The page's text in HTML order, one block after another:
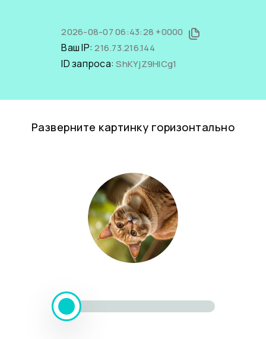
2026-08-07 06:43:28 +0000
Ваш IP:216.73.216.144
ID запроса:ShKYjZ9HICg1
Разверните картинку горизонтально